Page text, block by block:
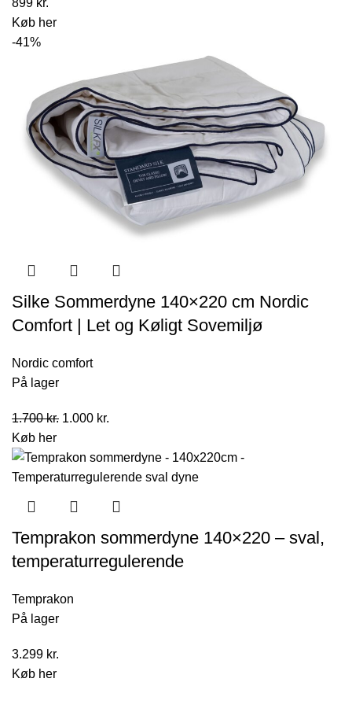
Køb her
-41%
Silke Sommerdyne 140×220 cm Nordic
Comfort | Let og Køligt Sovemiljø
Nordic comfort
På lager
1.700kr. Den
pris
var:
1.000 kr.
pris
er:
Køb her
Temprakon sommerdyne 140×220 – sval,
temperaturregulerende
Temprakon
På lager
3.299 kr.
Køb her